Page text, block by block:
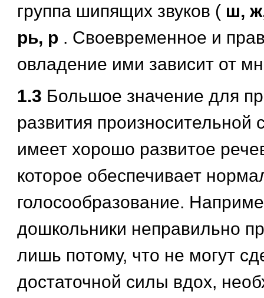
группа шипящих звуков ( ш,
рь, р . Своевременное и
овладение ими зависит от
1.3 Большое значение для
развития произносительной
имеет хорошо развитое
которое обеспечивает
голосообразование.
дошкольники неправильно
лишь потому, что не могут
достаточной силы вдох,